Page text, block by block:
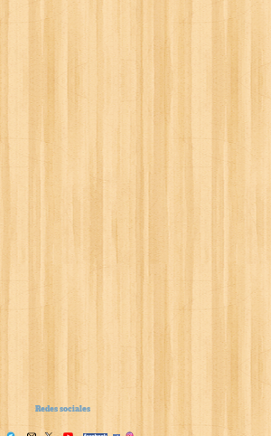
Redes sociales